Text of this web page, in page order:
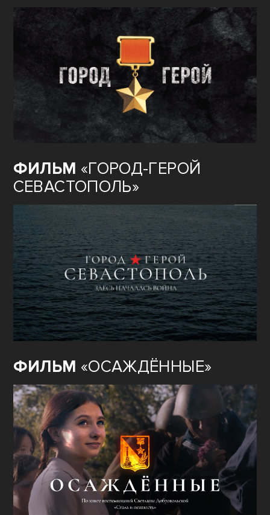
ФИЛЬМ «ГОРОД-ГЕРОЙ
СЕВАСТОПОЛЬ»
ФИЛЬМ «ОСАЖДЁННЫЕ»